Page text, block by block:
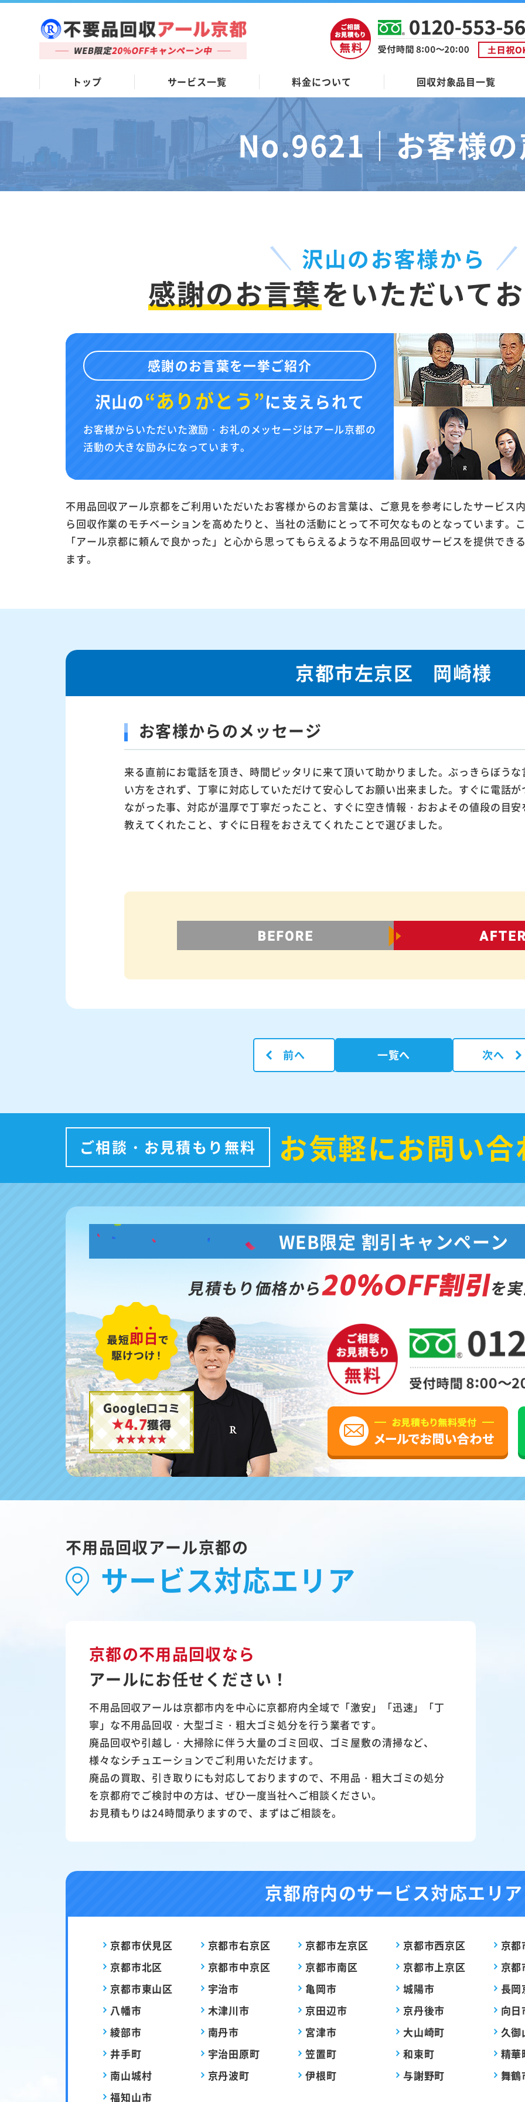
トップ サービス一覧 料金について 回収対象品目一覧
No.9621｜お客様
沢山のお客様から
感謝のお言葉をいただいて
感謝のお言葉を一挙ご紹介
沢山の“ありがとう”に支えられて
お客様からいただいた激励・お礼のメッセージはアール京都の
活動の大きな励みになっています。
不用品回収アール京都をご利用いただいたお客様からのお言葉は、ご意見を参考にしたサービス
ら回収作業のモチベーションを高めたりと、当社の活動にとって不可欠なものとなっています。
「アール京都に頼んで良かった」と心から思ってもらえるような不用品回収サービスを提供でき
ます。
京都市左京区 岡崎様
お客様からのメッセージ
来る直前にお電話を頂き、時間ピッタリに来て頂いて助かりました。ぶっきらぼうな
い方をされず、丁寧に対応していただけて安心してお願い出来ました。すぐに電話が
ながった事、対応が温厚で丁寧だったこと、すぐに空き情報・おおよその値段の目安
教えてくれたこと、すぐに日程をおさえてくれたことで選びました。
前へ 一覧へ 次へ
ご相談・お見積もり無料 お気軽にお問い
Google口コミ
★4.7獲得
WEB限定 割引キャンペーン
見積もり価格から20%OFF割引を
不用品回収アール京都の
サービス対応エリア
京都の不用品回収なら
アールにお任せください！
不用品回収アールは京都市内を中心に京都府内全域で「激安」「迅速」「丁
寧」な不用品回収・大型ゴミ・粗大ゴミ処分を行う業者です。
廃品回収や引越し・大掃除に伴う大量のゴミ回収、ゴミ屋敷の清掃など、
様々なシチュエーションでご利用いただけます。
廃品の買取、引き取りにも対応しておりますので、不用品・粗大ゴミの処分
を京都府でご検討中の方は、ぜひ一度当社へご相談ください。
お見積もりは24時間承りますので、まずはご相談を。
京都府内のサービス対応エリア
京都市伏見区 京都市右京区 京都市左京区 京都市西京区
京
京都市北区
京都市中京区 京都市南区 京都市上京区
京
京都市東山区
宇治市 亀岡市 城陽市
長岡
八幡市
木津川市 京田辺市 京丹後市
向日
綾部市
南丹市 宮津市 大山崎町
久御
井手町
宇治田原町 笠置町 和束町
精華
南山城村
京丹波町 伊根町 与謝野町
舞鶴
福知山市